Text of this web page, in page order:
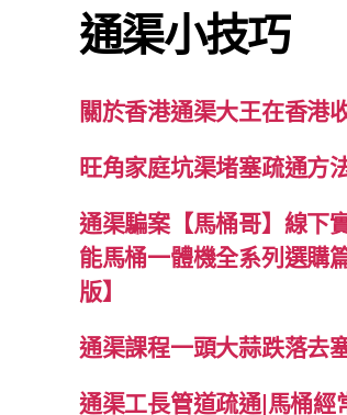
通渠小技巧
關於香港通渠大王在香港
旺角家庭坑渠堵塞疏通方
通渠騙案【馬桶哥】線下
能馬桶一體機全系列選購
版】
通渠課程一頭大蒜跌落去
通渠工長管道疏通|馬桶經